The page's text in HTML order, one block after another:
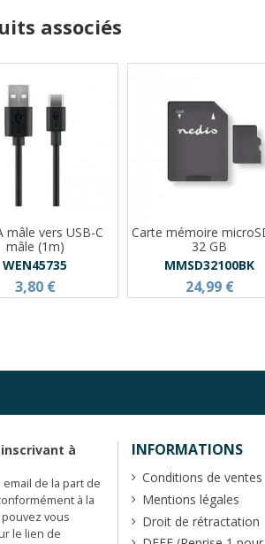
associés
mâle vers USB-C
mâle (1m)
WEN45735
3,80 €
Carte mémoire
32 GB
MMSD32100BK
24,99 €
à
de la part de
à la
vous
le lien de
INFORMATIONS
Conditions de ventes
Mentions légales
Droit de rétractation